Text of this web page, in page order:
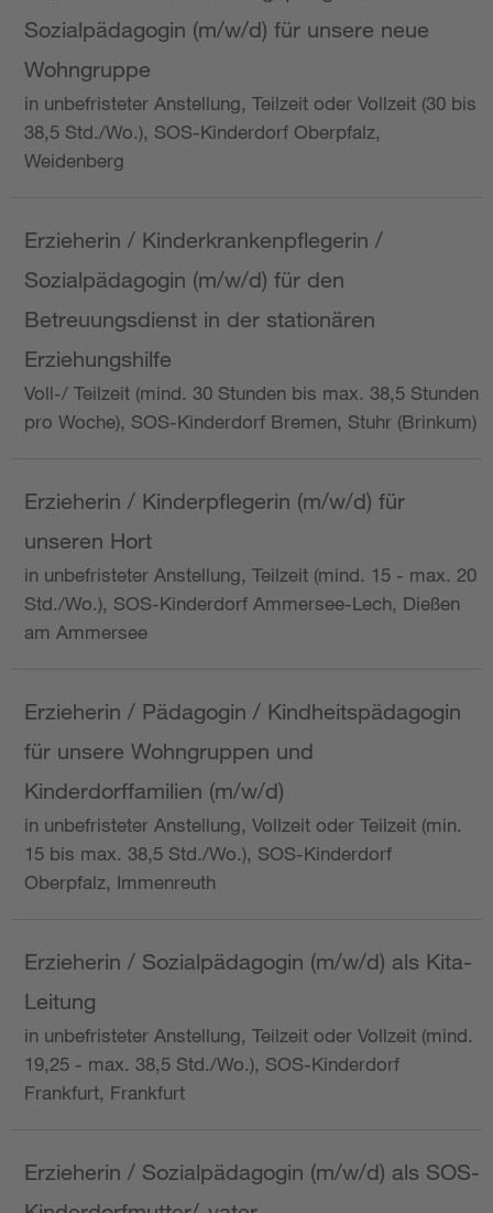
Sozialpädagogin (m/w/d) für unsere neue
Wohngruppe
in unbefristeter Anstellung, Teilzeit oder Vollzeit (30 bis
38,5 Std./Wo.), SOS-Kinderdorf Oberpfalz,
Weidenberg
Erzieherin / Kinderkrankenpflegerin /
Sozialpädagogin (m/w/d) für den
Betreuungsdienst in der stationären
Erziehungshilfe
Voll-/ Teilzeit (mind. 30 Stunden bis max. 38,5 Stunden
pro Woche), SOS-Kinderdorf Bremen, Stuhr (Brinkum)
Erzieherin / Kinderpflegerin (m/w/d) für
unseren Hort
in unbefristeter Anstellung, Teilzeit (mind. 15 - max. 20
Std./Wo.), SOS-Kinderdorf Ammersee-Lech, Dießen
am Ammersee
Erzieherin / Pädagogin / Kindheitspädagogin
für unsere Wohngruppen und
Kinderdorffamilien (m/w/d)
in unbefristeter Anstellung, Vollzeit oder Teilzeit (min.
15 bis max. 38,5 Std./Wo.), SOS-Kinderdorf
Oberpfalz, Immenreuth
Erzieherin / Sozialpädagogin (m/w/d) als Kita-
Leitung
in unbefristeter Anstellung, Teilzeit oder Vollzeit (mind.
19,25 - max. 38,5 Std./Wo.), SOS-Kinderdorf
Frankfurt, Frankfurt
Erzieherin / Sozialpädagogin (m/w/d) als SOS-